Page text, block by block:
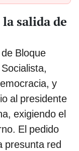
salida de
Bloque
y
al presidente
exigiendo el
El pedido
presunta red